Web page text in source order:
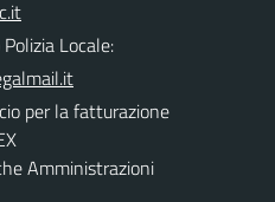
Locale:
per la fatturazione
Amministrazioni